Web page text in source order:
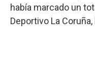
había marcado un
Deportivo La